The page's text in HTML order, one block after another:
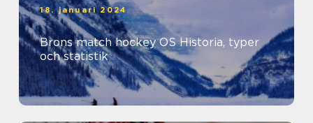
18. januari 2024
Brons match hockey OS Historia, typer
och statistik